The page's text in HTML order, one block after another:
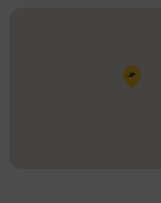
Pin de la carte